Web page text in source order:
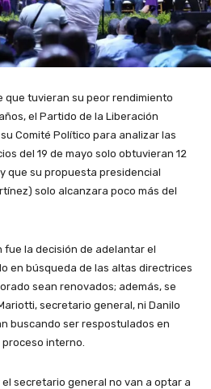
que tuvieran su peor rendimiento
el Partido de la Liberación
Comité Político para analizar las
del 19 de mayo solo obtuvieran 12
que su propuesta presidencial
solo alcanzara poco más del
fue la decisión de adelantar el
en búsqueda de las altas directrices
sean renovados; además, se
secretario general, ni Danilo
buscando ser respostulados en
interno.
secretario general no van a optar a